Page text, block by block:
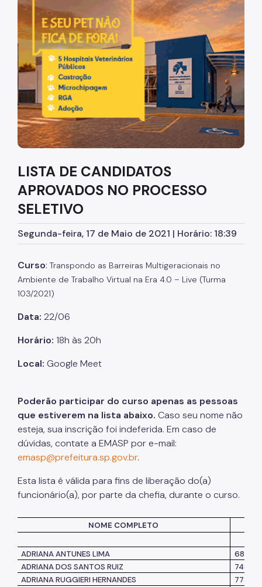
Diretrizes Institucionais
Organização
Legislação
Orientações
Infraestrutura
Agendamento de Salas
Dúvidas Frequentes
Formações da EMASP
Formações Oferecidas
Inscrições Abertas
Como se Inscrever
Listas de Seleção
Notícias
Colegiado das Escolas de Governo
LISTA DE CANDIDATOS
APROVADOS NO PROCESSO
SELETIVO
Segunda-feira, 17 de Maio de 2021 | Horário: 18:39
Curso: Transpondo as Barreiras Multigeracionais no
Ambiente de Trabalho Virtual na Era 4.0 – Live (Turma
103/2021)
Data: 22/06
Horário: 18h às 20h
Local: Google Meet
Poderão participar do curso apenas as pessoas
que estiverem na lista abaixo. Caso seu nome não
esteja, sua inscrição foi indeferida. Em caso de
dúvidas, contate a EMASP por e-mail:
emasp@prefeitura.sp.gov.br.
Esta lista é válida para fins de liberação do(a)
funcionário(a), por parte da chefia, durante o curso.
NOME COMPLETO
ADRIANA ANTUNES LIMA
ADRIANA DOS SANTOS RUIZ
ADRIANA RUGGIERI HERNANDES